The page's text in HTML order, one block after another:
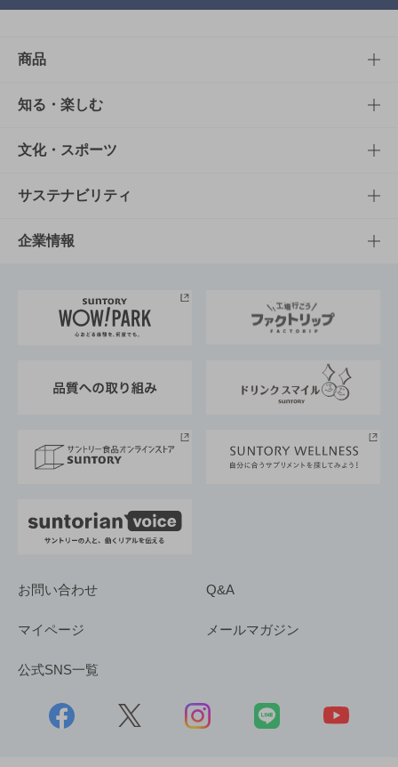
商品
商品TOP
商品一覧
商品発売情報
栄養成分一覧
知る・楽しむ
知る・楽しむTOP
キャンペーン
工場見学
地域情報
文化・スポーツ
文化・スポーツTOP
サントリーホール
サントリーサンバーズ大阪
サステナビリティ
サステナビリティTOP
サントリーが考えるサステナビリティ経営
企業情報
企業概要
採用情報
お問い合わせ Q&A
マイページ メールマガジン
公式SNS一覧